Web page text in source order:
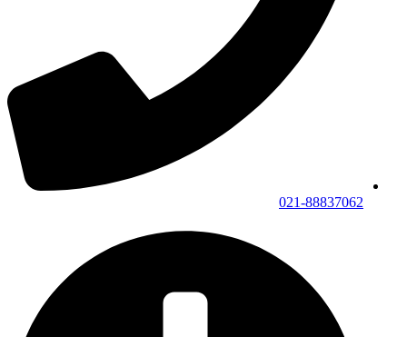
021-88837062